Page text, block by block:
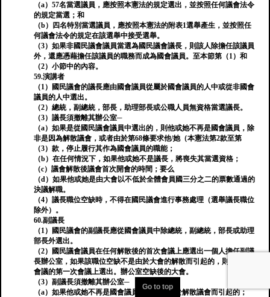
（a）57名當選議員，應按照本憲法的規定選出，並按照任何議會法令
的規定當選；和
（b）四名特別當選議員，應按照本憲法的附表1選舉產生，並按照任
何議會法令的規定在該選舉中接受選舉。
（3）如果非國民議會議員當選為國民議會議長，則該人除擔任該議員
外，還應憑藉擔任該議員的職務而成為國會議員。至本節第（1）和
（2）小節中的內容。
59.演講者
（1）國民議會的議長應由國會議員從屬於國會議員的人中或從非國會
議員的人中選出。
（2）總統，副總統，部長，助理部長或公職人員無資格當選議長。
（3）議長須撤離其辦公室─
（a）如果是從國民議會議員中選出的，則他或她不再是國會議員，除
非是因為解散議會，或者由於第68條要求他/她（本憲法第2款至第
（3）款，停止履行其作為國會議員的職能；
（b）在任何情況下，如果他或她不是議長，將喪失其當選資格；
（c）議會解散後議會首次開會的時間；要么
（d）如果他或她是由大會以不低於全體會員國三分之二的票數通過的
決議解職。
（4）議長職位空缺時，不得在國民議會進行事務處理（選舉議長職位
除外）。
60.副議長
（1）國民議會的副議長應從國會議員中除總統，副總統，部長或助理
部長外選出。
（2）國民議會議員在任何解散後的首次會議上應選出一個人擔任副議
長辦公室，如果該職位空缺不是由於大會的解散而引起的，則應在該
會議的第一次會議上選出。辦公室空缺後的大會。
（3）副議長須撤離其辦公室─
（a）如果他或她不再是國會議員，則不是由於解散議會而引起的；
Go to top